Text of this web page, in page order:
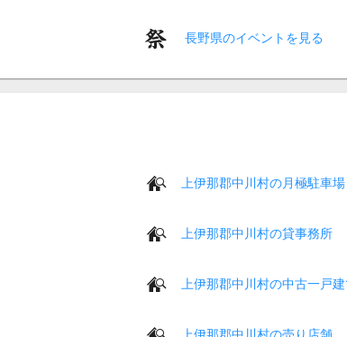
長野県のイベントを見る
上伊那郡中川村の月極駐車場
上伊那郡中川村の貸事務所
上伊那郡中川村の中古一戸
上伊那郡中川村の売り店舗